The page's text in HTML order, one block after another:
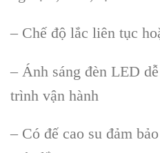
– Chế độ lắc liên tục
– Ánh sáng đèn LED
trình vận hành
– Có đế cao su đảm